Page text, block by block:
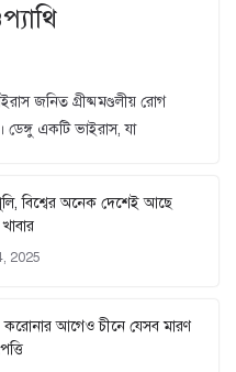
জনিত গ্রীষ্মমণ্ডলীয় রোগ
একটি ভাইরাস, যা
বিশ্বের অনেক দেশেই আছে
2025
আগেও চীনে যেসব মারণ